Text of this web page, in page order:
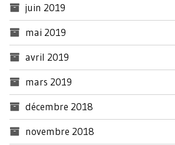
juin 2019
mai 2019
avril 2019
mars 2019
décembre 2018
novembre 2018